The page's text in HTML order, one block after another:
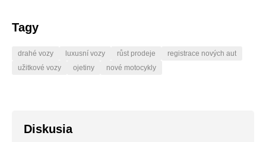
Tagy
drahé vozy luxusní vozy růst prodeje
registrace nových aut
užitkové vozy
ojetiny nové motocykly
Diskusia